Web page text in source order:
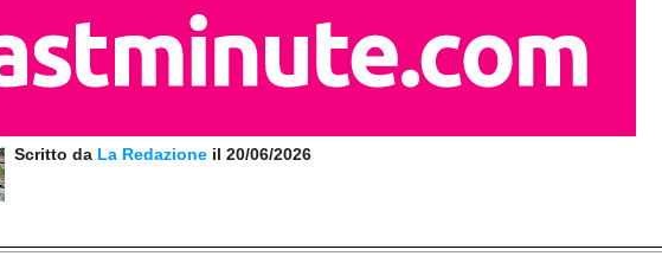
Scritto da La Redazione il 20/06/2026